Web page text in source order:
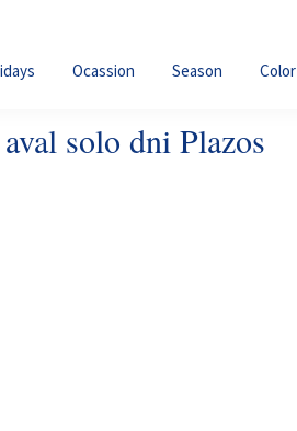
Ocassion Season Color
solo dni Plazos